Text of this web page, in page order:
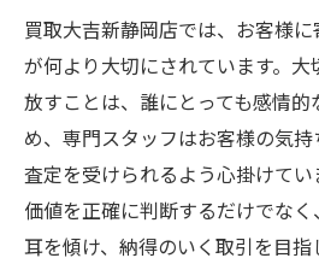
買取大吉新静岡店では、お客様
が何より大切にされています。
放すことは、誰にとっても感情的
め、専門スタッフはお客様の気
査定を受けられるよう心掛けてい
価値を正確に判断するだけでな
耳を傾け、納得のいく取引を目